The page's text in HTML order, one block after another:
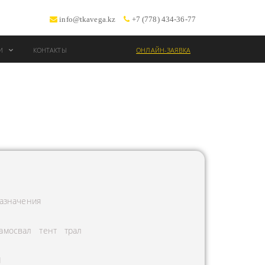
info@tkavega.kz +7 (778) 434-36-77
КОНТАКТЫ ОНЛАЙН-ЗАЯВКА
тент трал